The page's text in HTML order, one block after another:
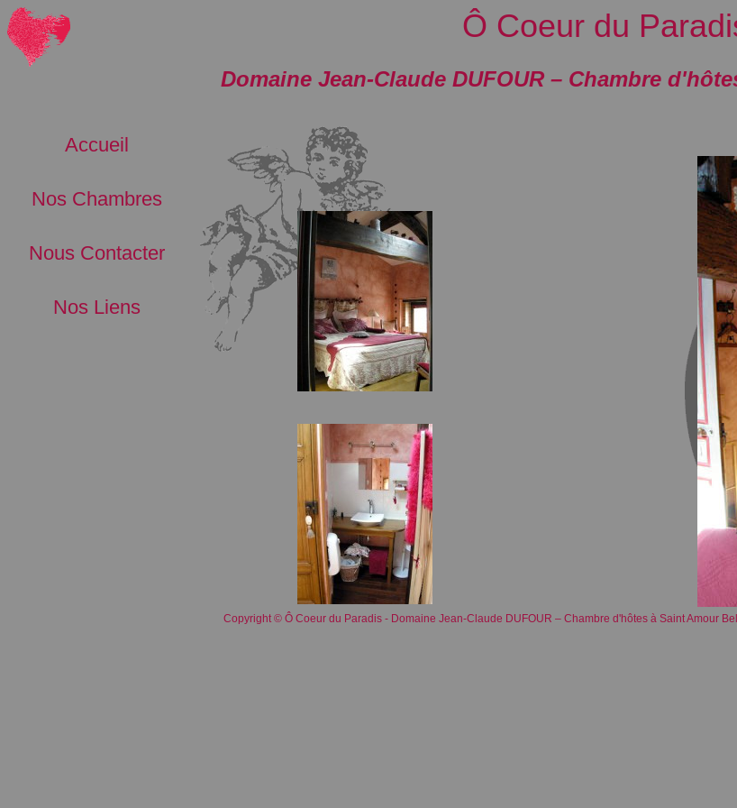
Ô Coeur du
Domaine Jean-Claude DUFOUR – Chambre
Accueil
Nos Chambres
Nous Contacter
Nos Liens
Copyright © Ô Coeur du Paradis - Domaine Jean-Claude DUFOUR – Chambre d'hôtes à Saint Amour